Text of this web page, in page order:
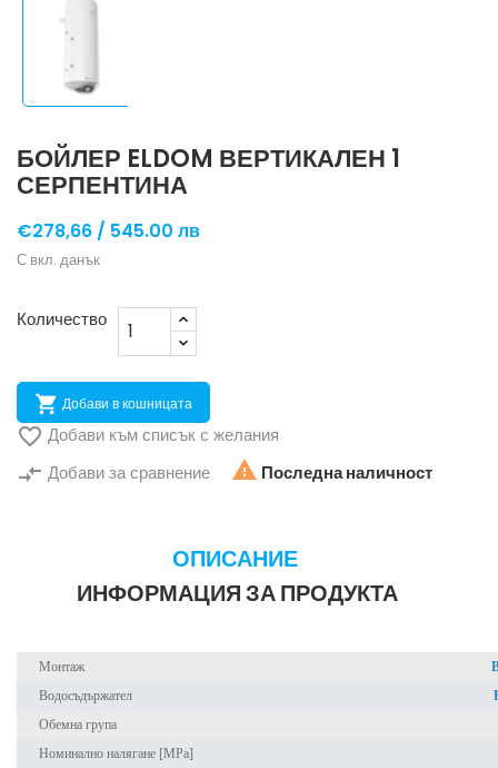
БОЙЛЕР ELDOM ВЕРТИКАЛЕН 1
СЕРПЕНТИНА
€278,66 / 545.00 лв
С вкл. данък
Количество
 Добави в кошницата
 Добави към списък с желания
compare_arrows Добави за сравнение  Последна наличност
ОПИСАНИЕ
ИНФОРМАЦИЯ ЗА ПРОДУКТА
Монтаж
Водосъдържател
Обемна група
Номинално налягане [MPa]